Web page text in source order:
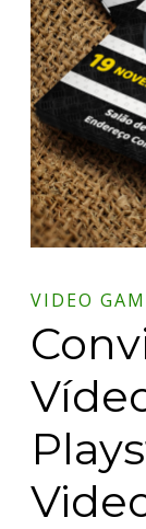
VIDEO